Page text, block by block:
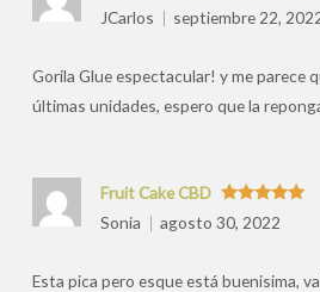
Valorado
con5de 5
JCarlos
septiembre 22,
Gorila Glue espectacular! y me parece
últimas unidades, espero que la
Valorado
con5de 5
Fruit Cake CBD
Sonia
agosto 30, 2022
Esta pica pero esque está buenisima,